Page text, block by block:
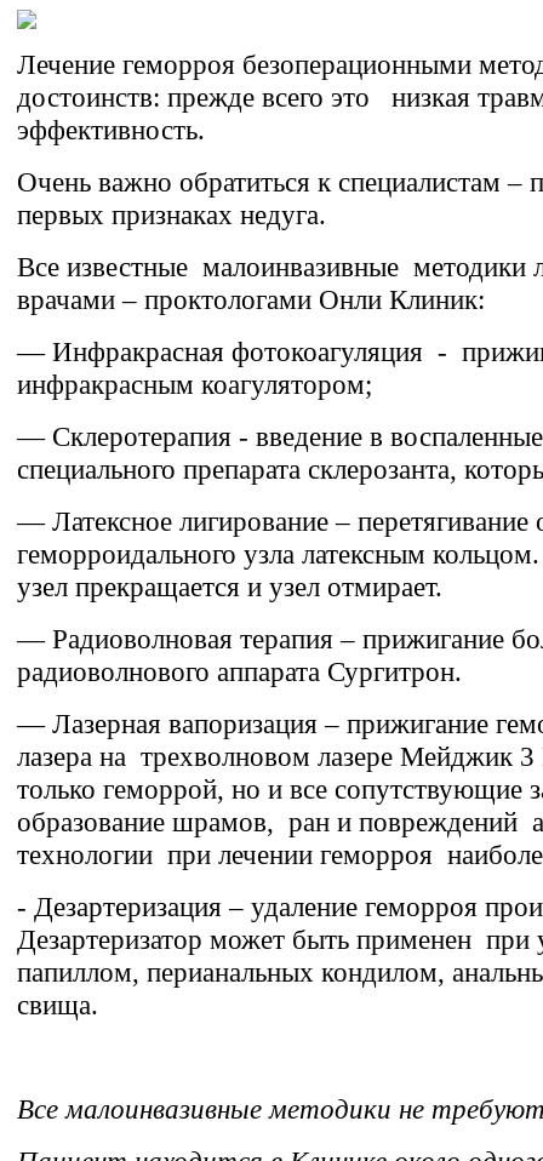
Лечение геморроя безоперационными
достоинств: прежде всего это низкая
эффективность.
Очень важно обратиться к специалистам
первых признаках недуга.
Все известные малоинвазивные методики
врачами – проктологами Онли Клиник:
— Инфракрасная фотокоагуляция -
инфракрасным коагулятором;
— Склеротерапия - введение в
специального препарата склерозанта,
— Латексное лигирование – перетягивание
геморроидального узла латексным
узел прекращается и узел отмирает.
— Радиоволновая терапия – прижигание
радиоволнового аппарата Сургитрон.
— Лазерная вапоризация – прижигание
лазера на трехволновом лазере Мейджик
только геморрой, но и все сопутствующие
образование шрамов, ран и повреждений
технологии при лечении геморроя
- Дезартеризация – удаление геморроя
Дезартеризатор может быть применен при
папиллом, перианальных кондилом,
свища.
Все малоинвазивные методики не